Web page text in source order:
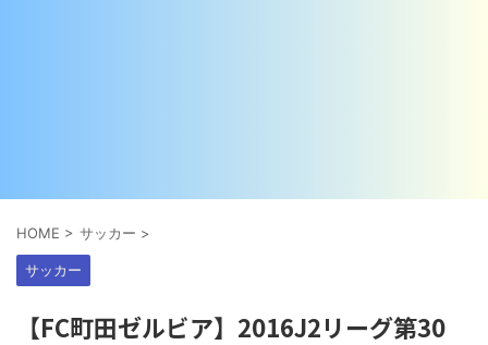
HOME > サッカー >
サッカー
【FC町田ゼルビア】2016J2リーグ第30